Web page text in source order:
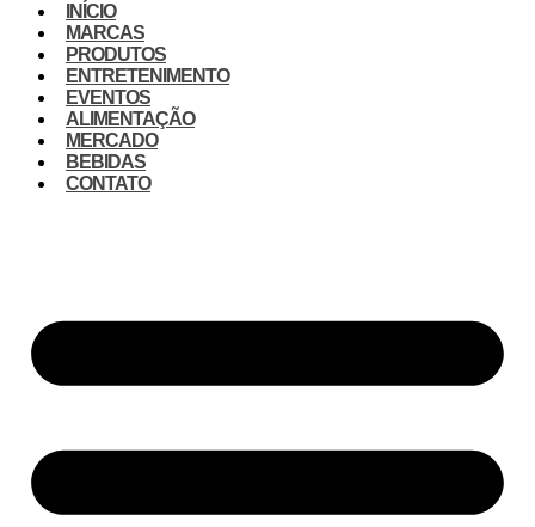
INÍCIO
MARCAS
PRODUTOS
ENTRETENIMENTO
EVENTOS
ALIMENTAÇÃO
MERCADO
BEBIDAS
CONTATO